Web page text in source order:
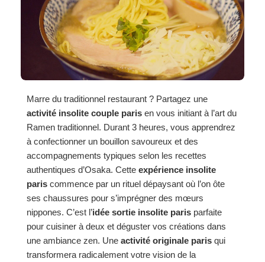
Marre du traditionnel restaurant ? Partagez une
activité insolite couple paris en vous initiant à l’art du
Ramen traditionnel. Durant 3 heures, vous apprendrez
à confectionner un bouillon savoureux et des
accompagnements typiques selon les recettes
authentiques d’Osaka. Cette expérience insolite
paris commence par un rituel dépaysant où l’on ôte
ses chaussures pour s’imprégner des mœurs
nippones. C’est l’idée sortie insolite paris parfaite
pour cuisiner à deux et déguster vos créations dans
une ambiance zen. Une activité originale paris qui
transformera radicalement votre vision de la